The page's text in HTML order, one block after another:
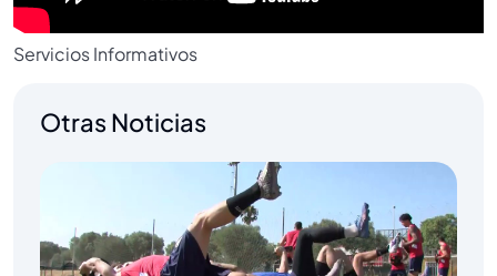
Servicios Informativos
Otras Noticias